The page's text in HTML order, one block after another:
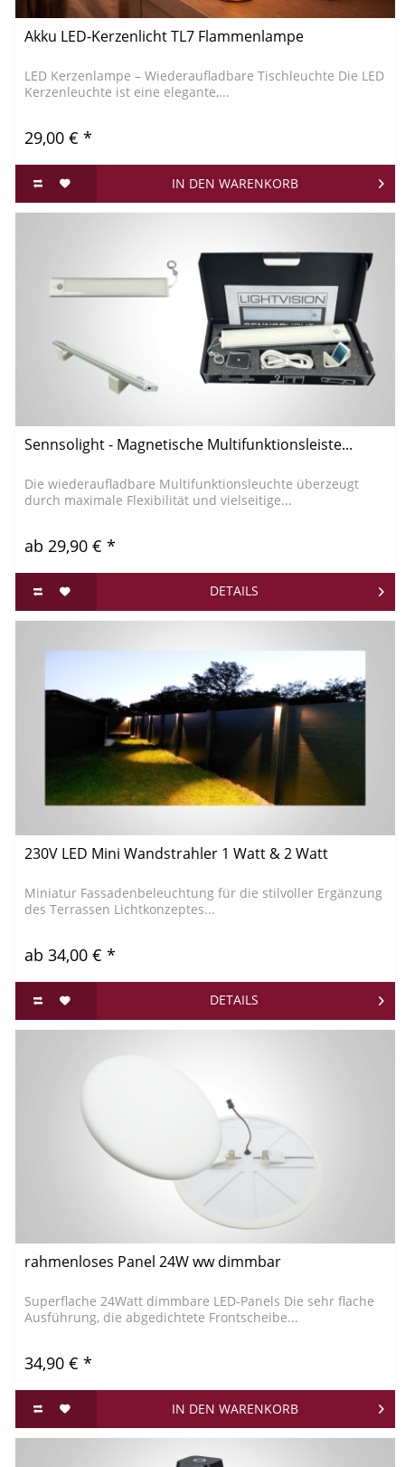
Akku LED-Kerzenlicht TL7 Flammenlampe
LED Kerzenlampe – Wiederaufladbare Tischleuchte Die LED
Kerzenleuchte ist eine elegante,...
29,00 € *
IN DEN WARENKORB
Sennsolight - Magnetische Multifunktionsleiste...
Die wiederaufladbare Multifunktionsleuchte überzeugt
durch maximale Flexibilität und vielseitige...
ab 29,90 € *
DETAILS
230V LED Mini Wandstrahler 1 Watt & 2 Watt
Miniatur Fassadenbeleuchtung für die stilvoller Ergänzung
des Terrassen Lichtkonzeptes...
ab 34,00 € *
DETAILS
rahmenloses Panel 24W ww dimmbar
Superflache 24Watt dimmbare LED-Panels Die sehr flache
Ausführung, die abgedichtete Frontscheibe...
34,90 € *
IN DEN WARENKORB